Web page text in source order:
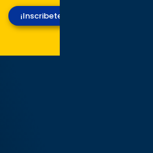
¡Inscribete!